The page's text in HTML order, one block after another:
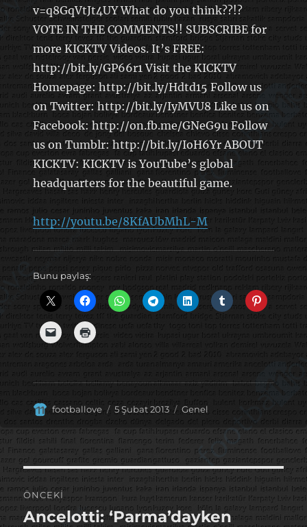
v=q8GqVtJt4UY What do you think??!?
VOTE IN THE COMMENTS!! SUBSCRIBE for
more KICKTV Videos. It’s FREE:
http://bit.ly/GP66r1 Visit the KICKTV
Homepage: http://bit.ly/Hdtd15 Follow us
on Twitter: http://bit.ly/IyMVU8 Like us on
Facebook: http://on.fb.me/GNeG9u Follow
us on Tumblr: http://bit.ly/IoH6Yr ABOUT
KICKTV: KICKTV is YouTube’s global
headquarters for the beautiful game.
http://youtu.be/8KfAUbMhL-M
Bunu paylaş:
Yazar
footballove
Yayın
tarihi
5 Şubat 2013 Kategoriler
Genel
Yazı
gezinmesi
ÖNCEKI
Önceki
Ancelotti: ‘Parma’dayken